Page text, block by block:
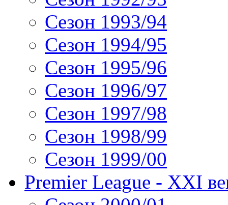
Сезон 1993/94
Сезон 1994/95
Сезон 1995/96
Сезон 1996/97
Сезон 1997/98
Сезон 1998/99
Сезон 1999/00
Premier League - XXI